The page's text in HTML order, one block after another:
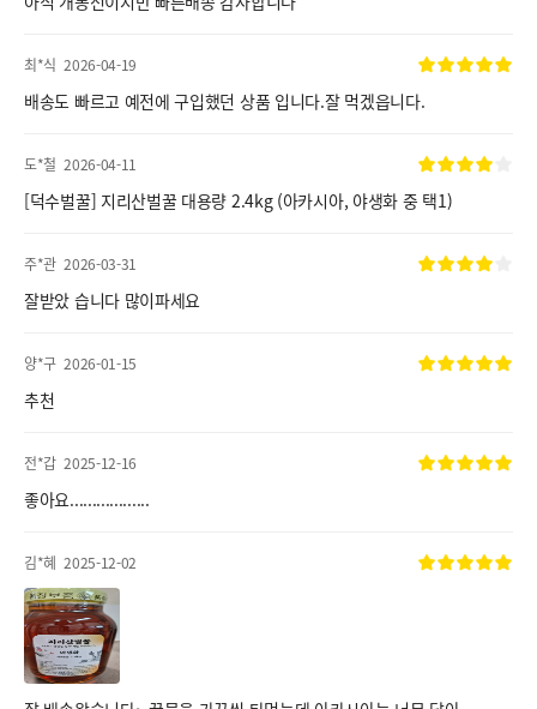
최*식 2026-04-19
배송도 빠르고 예전에 구입했던 상품 입니다.잘 먹겠읍니다.
도*철 2026-04-11
[덕수벌꿀] 지리산벌꿀 대용량 2.4kg (아카시아, 야생화 중 택1)
주*관 2026-03-31
잘받았 습니다 많이파세요
양*구 2026-01-15
추천
전*갑 2025-12-16
좋아요..................
김*혜 2025-12-02